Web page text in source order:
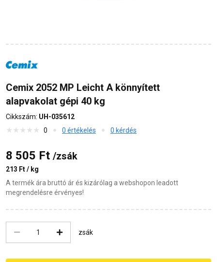
Cemix 2052 MP Leicht A könnyített
alapvakolat gépi 40 kg
Cikkszám: UH-035612
0
0 értékelés 0 kérdés
8 505 Ft /zsák
213 Ft / kg
A termék ára bruttó ár és kizárólag a webshopon leadott
megrendelésre érvényes!
zsák